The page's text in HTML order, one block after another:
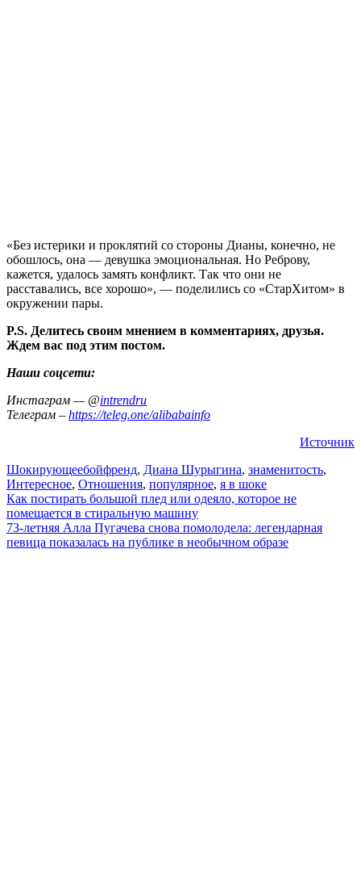
«Без истерики и проклятий со стороны Дианы, конечно, не
обошлось, она — девушка эмоциональная. Но Реброву,
кажется, удалось замять конфликт. Так что они не
расставались, все хорошо», — поделились со «СтарХитом» в
окружении пары.
P.S. Делитесь своим мнением в комментариях, друзья.
Ждем вас под этим постом.
Наши соцсети:
Инстаграм — @intrendru
Телеграм – https://teleg.one/alibabainfo
Источник
Шокирующеебойфренд, Диана Шурыгина, знаменитость,
Интересное, Отношения, популярное, я в шоке
Навигация
по
записям
Как постирать большой плед или одеяло, которое не
помещается в стиральную машину
73-летняя Алла Пугачева снова помолодела: легендарная
певица показалась на публике в необычном образе